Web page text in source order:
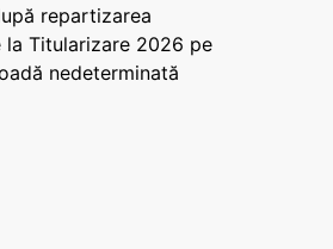
repartizarea
Titularizare 2026 pe
nedeterminată